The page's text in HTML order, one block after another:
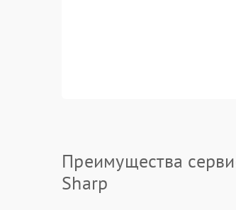
Преимущества
Sharp